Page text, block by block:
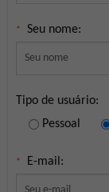
* Seu nome:
Tipo de usuário:
Pessoal
* E-mail: